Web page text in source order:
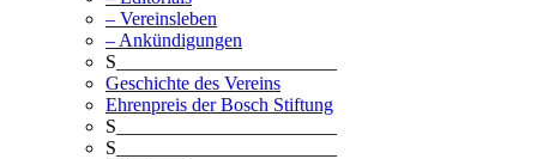
– Vereinsleben
– Ankündigungen
S_______________________
Geschichte des Vereins
Ehrenpreis der Bosch Stiftung
S_______________________
S_______________________